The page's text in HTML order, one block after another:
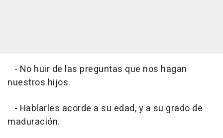
- No huir de las preguntas que nos hagan
nuestros hijos.
- Hablarles acorde a su edad, y a su grado de
maduración.